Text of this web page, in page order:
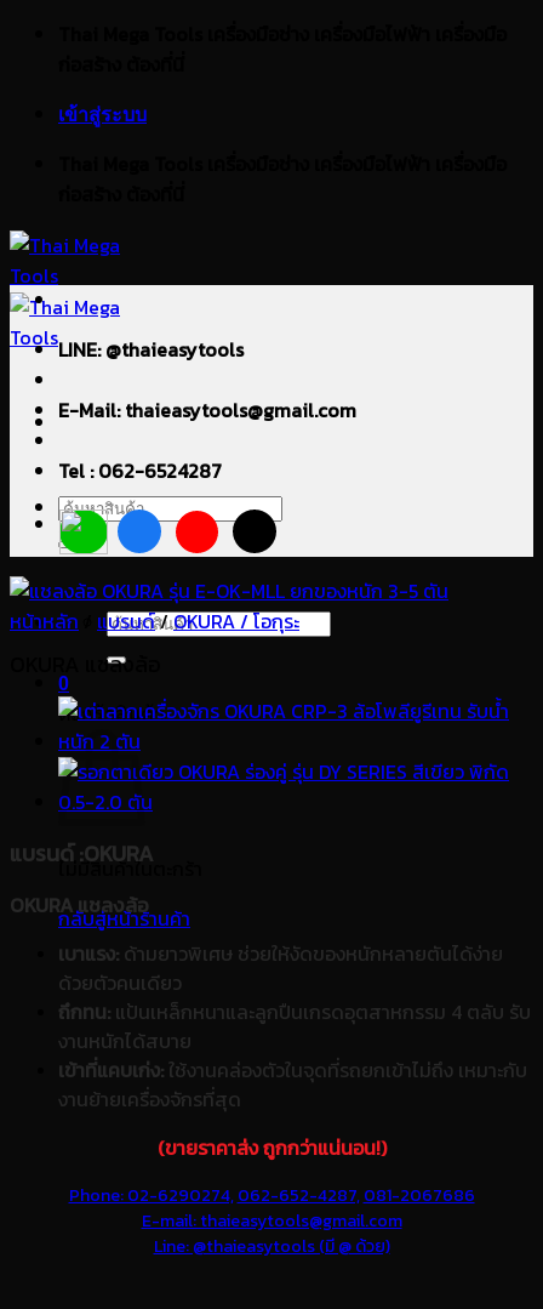
เข้าสู่ระบบ
ค้นหา:
ค้นหา:
0
ตะกร้าสินค้า
ไม่มีสินค้าในตะกร้า
กลับสู่หน้าร้านค้า
LINE: @thaieasytools
E-Mail: thaieasytools@gmail.com
Tel : 062-6524287
หน้าหลัก แบรนด์/OKURA / โอกุระ
OKURA แชลงล้อ
แบรนด์:OKURA
OKURA แชลงล้อ
เบาแรง: ด้ามยาวพิเศษ ช่วยให้งัดของหนักหลายตันได้ง่าย
ด้วยตัวคนเดียว
ถึกทน: แป้นเหล็กหนาและลูกปืนเกรดอุตสาหกรรม 4 ตลับ รับ
งานหนักได้สบาย
เข้าที่แคบเก่ง: ใช้งานคล่องตัวในจุดที่รถยกเข้าไม่ถึง เหมาะกับ
งานย้ายเครื่องจักรที่สุด
(ขายราคาส่ง ถูกกว่าแน่นอน!)
Phone: 02-6290274, 062-652-4287, 081-2067686
E-mail: thaieasytools@gmail.com
Line: @thaieasytools (มี @ ด้วย)